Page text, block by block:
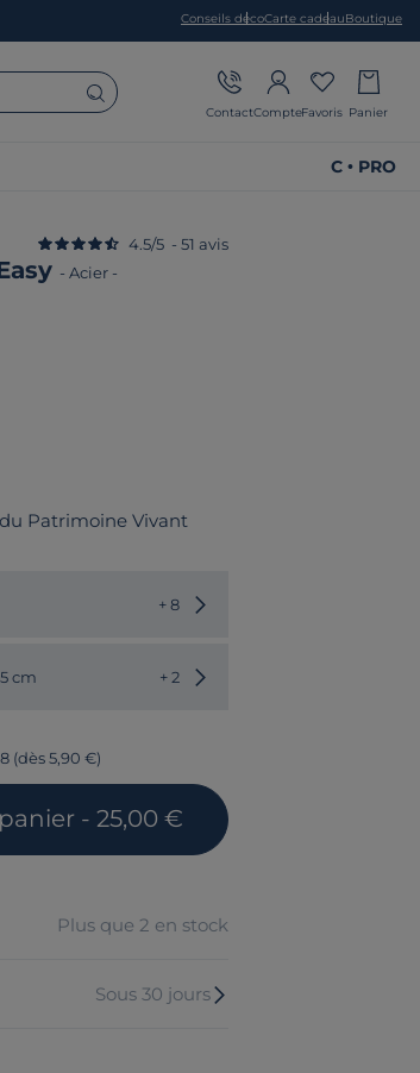
Conseils décoCarte cadeauBoutique
ContactCompteFavoris Panier
C • PRO
- Acier-
4.5/5 - 51 avis
Patrimoine Vivant
+ 8 Choisir une autre couleur
cm + 2 Choisir une autre valeur
(dès 5,90 €)
- 25,00 €
Plus que 2 en stock
Sous 30 jours